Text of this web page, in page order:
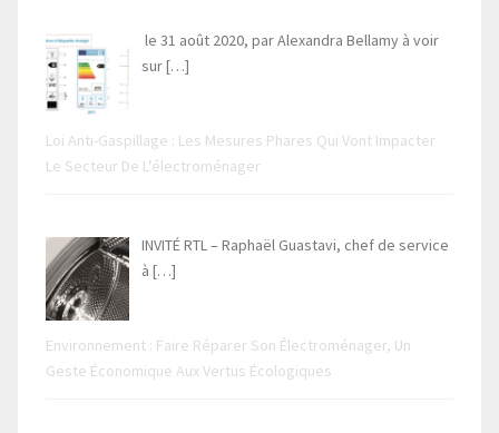
Loi Anti-Gaspillage : Les Mesures Phares Qui Vont Impacter
Le Secteur De L’électroménager
le 31 août 2020, par Alexandra Bellamy à voir
sur[…]
Environnement : Faire Réparer Son Électroménager, Un
Geste Économique Aux Vertus Écologiques
INVITÉ RTL – Raphaël Guastavi, chef de service
à […]